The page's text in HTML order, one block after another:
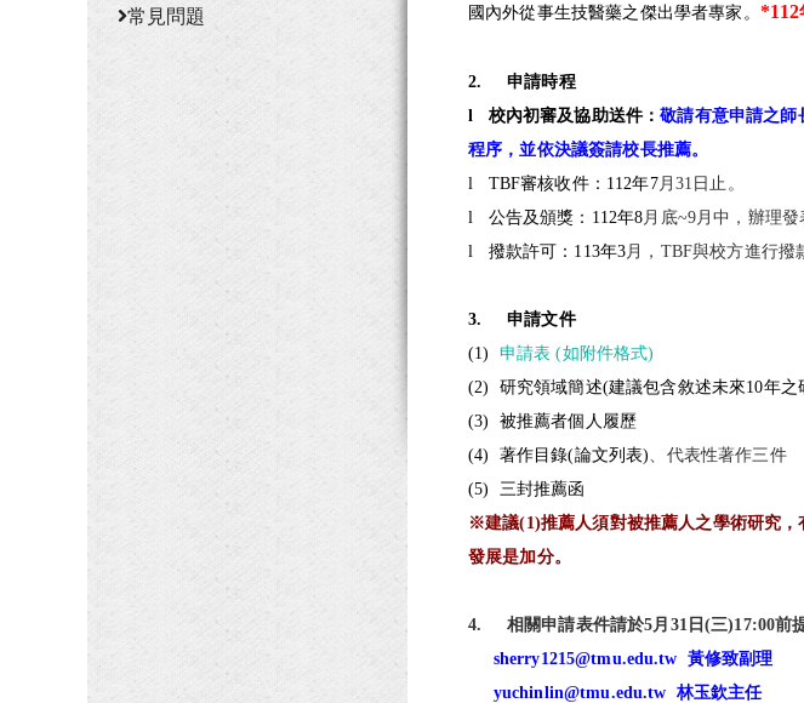
常見問題
國內外從事生技醫藥之傑出學者專家。 *112
2.申請時程
l 校內初審及協助送件：敬請有意申請之師
程序，並依決議簽請校長推薦。
l TBF審核收件：112年7月31日止。
l 公告及頒獎：112年8月底~9月中，辦理發
l 撥款許可：113年3月，TBF與校方進行撥
3.申請文件
(1) 申請表 (如附件格式)
(2) 研究領域簡述(建議包含敘述未來10年之
(3) 被推薦者個人履歷
(4) 著作目錄(論文列表)、代表性著作三件
(5) 三封推薦函
※建議(1)推薦人須對被推薦人之學術研究，
發展是加分。
4. 相關申請表件請於5月31日(三)17:00前
sherry1215@tmu.edu.tw 黃修致副理
yuchinlin@tmu.edu.tw 林玉欽主任